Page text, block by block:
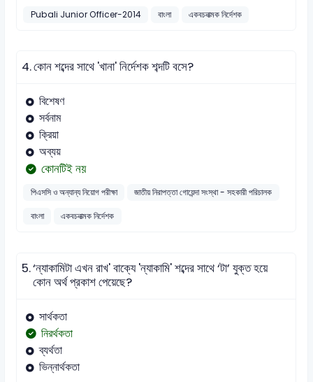
Pubali Junior Officer-2014
বাংলা একবচনাত্মক নির্দেশক
4.কোন শব্দের সাথে 'খানা' নির্দেশক শব্দটি বসে?
বিশেষণ
সর্বনাম
ক্রিয়া
অব্যয়
কোনটিই নয়
পিএসসি ও অন্যান্য নিয়োগ পরীক্ষা
জাতীয় নিরাপত্তা গোয়েন্দা সংস্থা - সহকারী পরিচালক
বাংলা
একবচনাত্মক নির্দেশক
5.‘ন্যাকামিটা এখন রাখ' বাক্যে 'ন্যাকামি' শব্দের সাথে ‘টা’ যুক্ত হয়ে
কোন অর্থ প্রকাশ পেয়েছে?
সার্থকতা
নিরর্থকতা
ব্যর্থতা
ভিন্নার্থকতা